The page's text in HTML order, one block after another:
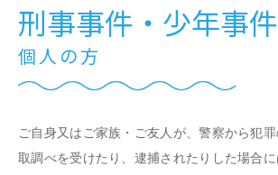
刑事事件・少年事件
個人の方
ご自身又はご家族・ご友人が、警察から犯
取調べを受けたり、逮捕されたりした場合